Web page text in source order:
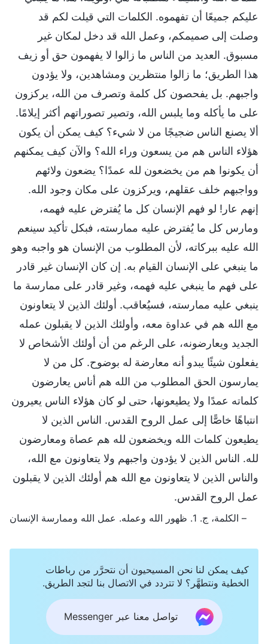
عليكم جميعًا أن تفهموه. الكلمات التي قيلت لكم قد
وصلت إلى صميمكم، وعمل الله قد دخل لمكان غير
مسبوق. العديد من الناس ما زالوا لا يفهمون حق أو زيف
هذا الطريق؛ ما زالوا منتظرين ومشاهدين، ولا يؤدون
واجبهم. بل يفحصون كل كلمة وتصرف من الله، يركزون
على ما يأكله وما يلبس الله، وتصير تصوراتهم أكثر إيلامًا.
ألا يصنع الناس ضجيجًا من لا شيء؟ كيف يمكن أن يكون
هؤلاء الناس هم من يسعون وراء الله؟ والآن كيف يمكنهم
أن يكونوا هم من يخضعون لله عمدًا؟ يضعون ولائهم
وواجبهم خلف عقلهم، ويركزون على مكان وجود الله.
إنهم عار! لو فهم الإنسان كل ما يُفترض عليه فهمه،
ومارس كل ما يُفترض عليه ممارسته، فبكل تأكيد سينعم
الله عليه ببركاته، لأن المطلوب من الإنسان هو واجبه وهو
ما ينبغي على الإنسان القيام به. إن كان الإنسان غير قادر
على فهم ما ينبغي عليه فهمه، وغير قادر على ممارسة ما
ينبغي عليه ممارسته، فسيُعاقب. أولئك الذين لا يتعاونون
مع الله هم في عداوة معه، وأولئك الذين لا يقبلون عمله
الجديد ويعارضونه، على الرغم من أن أولئك الأشخاص لا
يفعلون شيئًا يبدو أنه معارضة له بوضوح. كل من لا
يمارسون الحق المطلوب من الله هم أناس يعارضون
كلماته عمدًا ولا يطيعونها، حتى لو كان هؤلاء الناس يعيرون
انتباهًا خاصًّا إلى عمل الروح القدس. الناس الذين لا
يطيعون كلمات الله ويخضعون لله هم عصاة ومعارضون
لله. الناس الذين لا يؤدون واجبهم ولا يتعاونون مع الله،
والناس الذين لا يتعاونون مع الله هم أولئك الذين لا يقبلون
عمل الروح القدس.
– الكلمة، ج. 1. ظهور الله وعمله. عمل الله وممارسة الإنسان
كيف يمكن لنا نحن المسيحيون أن نتحرَّر من رباطات
الخطية ونتطهَّر؟ لا تتردد في الاتصال بنا لتجد الطريق.
تواصل معنا عبر Messenger